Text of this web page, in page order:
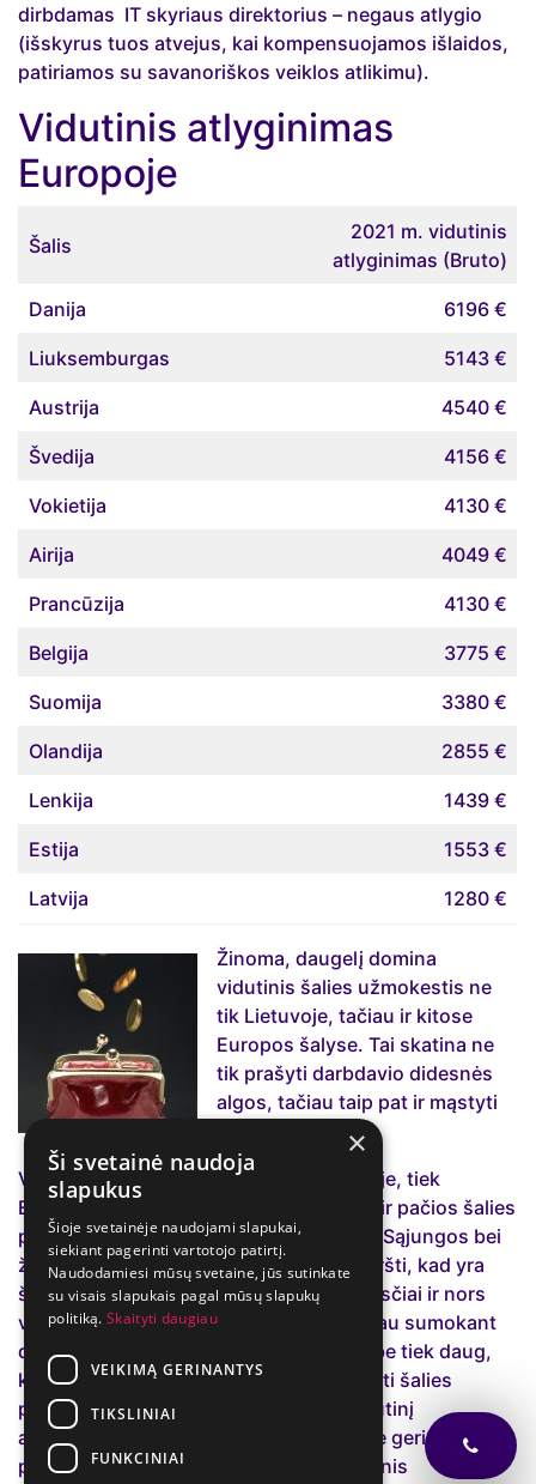
dirbdamas IT skyriaus direktorius – negaus atlygio
(išskyrus tuos atvejus, kai kompensuojamos išlaidos,
patiriamos su savanoriškos veiklos atlikimu).
Vidutinis atlyginimas
Europoje
Šalis
2021 m. vidutinis
atlyginimas (Bruto)
Danija 6196 €
Liuksemburgas 5143 €
Austrija 4540 €
Švedija 4156 €
Vokietija 4130 €
Airija 4049 €
Prancūzija 4130 €
Belgija 3775 €
Suomija 3380 €
Olandija 2855 €
Lenkija 1439 €
Estija 1553 €
Latvija 1280 €
Žinoma, daugelį domina
vidutinis šalies užmokestis ne
tik Lietuvoje, tačiau ir kitose
Europos šalyse. Tai skatina ne
tik prašyti darbdavio didesnės
algos, tačiau taip pat ir mąstyti
apie emigraciją.
Vidutinis darbo užmokestis tiek Lietuvoje, tiek
Europos šalyse nuolat kinta, o tai lemia ir pačios šalies
politikos, ekonomikos pokyčiai, ir visos Sąjungos bei
žemyno situacija. Juolab, reikia nepamiršti, kad yra
šalių, kuriose taikomi progresiniai mokesčiai ir nors
vidurkis gali atrodyti gana aukštas, tačiau sumokant
didelius mokesčius – “į rankas” lieka nebe tiek daug,
kiek gali atrodyti. Siekiant geriau suprasti šalies
pragyvenimo lygį – reikia vertinti ne vidutinį
atlyginimą, o socialinius veiksnius, kurie geriausiai
parodo – koks yra visuomenės ekonominis
×
Ši svetainė naudoja
slapukus
Šioje svetainėje naudojami slapukai,
siekiant pagerinti vartotojo patirtį.
Naudodamiesi mūsų svetaine, jūs sutinkate
su visais slapukais pagal mūsų slapukų
politiką. Skaityti daugiau
VEIKIMĄ GERINANTYS
TIKSLINIAI
FUNKCINIAI